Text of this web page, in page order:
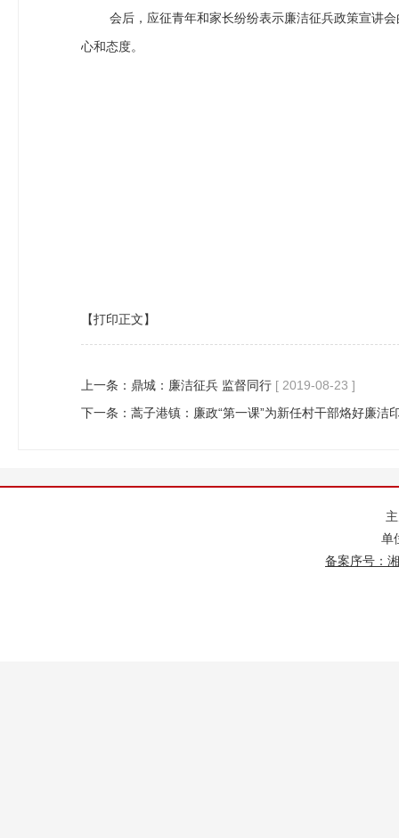
会后，应征青年和家长纷纷表示廉洁征兵政策宣讲会
心和态度。
【打印正文】
上一条： 鼎城：廉洁征兵 监督同行 [ 2019-08-23 ]
下一条： 蒿子港镇：廉政“第一课”为新任村干部烙好廉洁
单
备案序号：